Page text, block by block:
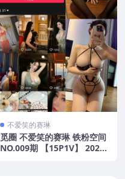
不爱笑的赛琳
觅圈 不爱笑的赛琳 铁粉空间
NO.009期 【15P1V】 2025